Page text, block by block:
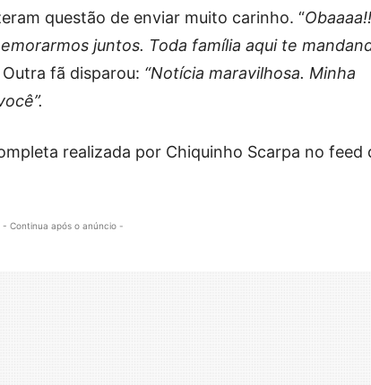
questão de enviar muito carinho. “
juntos. Toda família aqui te
fã disparou: “Notícia maravilhosa. Minha
realizada por Chiquinho Scarpa no feed
- Continua após o anúncio -